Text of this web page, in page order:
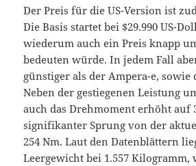
Der Preis für die US-Version ist
Die Basis startet bei $29.990 US-
wiederum auch ein Preis knapp
bedeuten würde. In jedem Fall
günstiger als der Ampera-e, sowie
Neben der gestiegenen Leistung
auch das Drehmoment erhöht auf
signifikanter Sprung von der
254 Nm. Laut den Datenblättern
Leergewicht bei 1.557 Kilogramm,